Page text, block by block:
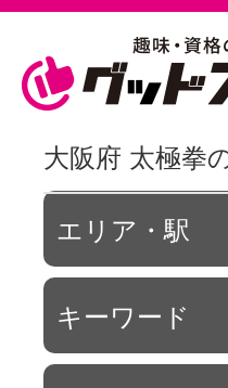
大阪府 太極拳
エリア・駅
キーワード